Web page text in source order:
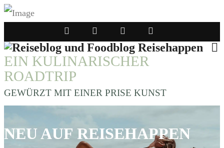
EIN KULINARISCHER
ROADTRIP
GEWÜRZT MIT EINER PRISE KUNST
NEU AUF REISEHAPPEN